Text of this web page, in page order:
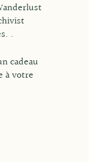
.
cadeau
à votre